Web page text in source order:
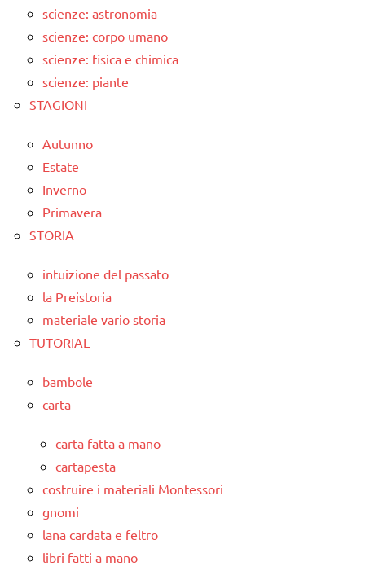
scienze: astronomia
scienze: corpo umano
scienze: fisica e chimica
scienze: piante
STAGIONI
Autunno
Estate
Inverno
Primavera
STORIA
intuizione del passato
la Preistoria
materiale vario storia
TUTORIAL
bambole
carta
carta fatta a mano
cartapesta
costruire i materiali Montessori
gnomi
lana cardata e feltro
libri fatti a mano